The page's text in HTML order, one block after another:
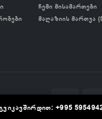
ჩემი მისამართები
მაღაზიის მართვა
+995